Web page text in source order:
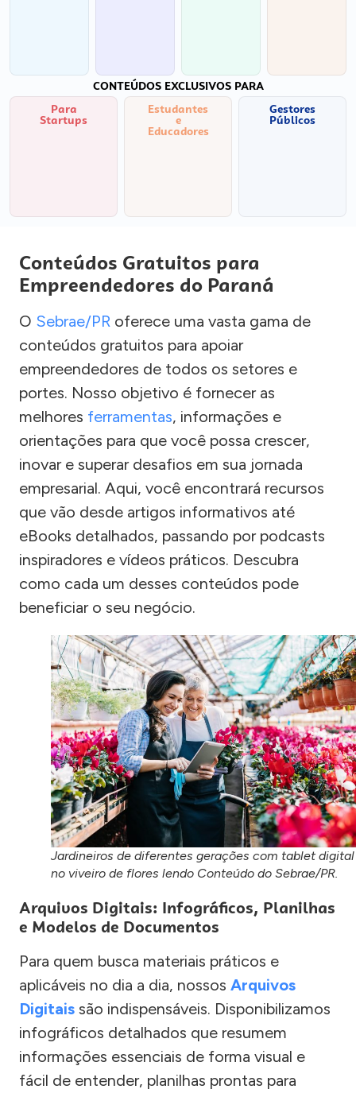
CONTEÚDOS EXCLUSIVOS PARA
Para
Startups
Estudantes
e
Educadores
Gestores
Públicos
Conteúdos Gratuitos para
Empreendedores do Paraná
O Sebrae/PR oferece uma vasta gama de
conteúdos gratuitos para apoiar
empreendedores de todos os setores e
portes. Nosso objetivo é fornecer as
melhores ferramentas, informações e
orientações para que você possa crescer,
inovar e superar desafios em sua jornada
empresarial. Aqui, você encontrará recursos
que vão desde artigos informativos até
eBooks detalhados, passando por podcasts
inspiradores e vídeos práticos. Descubra
como cada um desses conteúdos pode
beneficiar o seu negócio.
Jardineiros de diferentes gerações com tablet digital
no viveiro de flores lendo Conteúdo do Sebrae/PR.
Arquivos Digitais: Infográficos, Planilhas
e Modelos de Documentos
Para quem busca materiais práticos e
aplicáveis no dia a dia, nossos Arquivos
Digitais são indispensáveis. Disponibilizamos
infográficos detalhados que resumem
informações essenciais de forma visual e
fácil de entender, planilhas prontas para